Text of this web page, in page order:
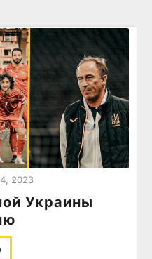
2023
Украины